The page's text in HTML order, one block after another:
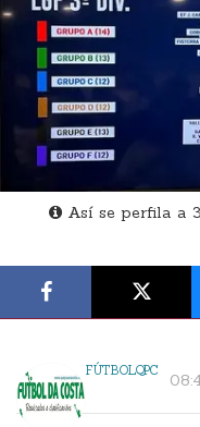
Así se perfila a
FÚTBOLQPC